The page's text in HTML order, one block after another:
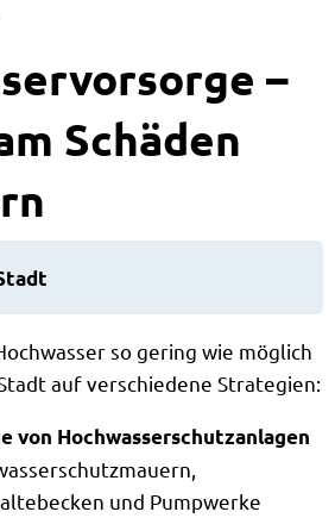
–
Schäden
so gering wie möglich
auf verschiedene Strategien:
von Hochwasserschutzanlagen
und Pumpwerke